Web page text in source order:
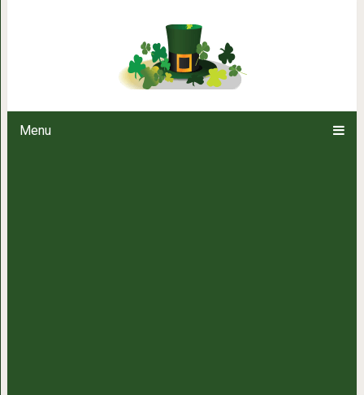
Menu
На «ты» с удачей: какие